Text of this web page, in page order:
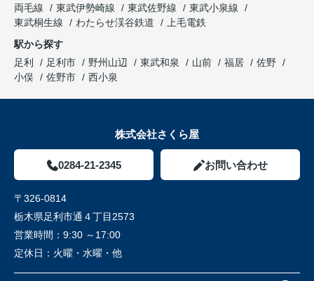
両毛線
東武伊勢崎線 東武佐野線
東武小泉線
東武桐生線
わたらせ渓谷鉄道
上毛電鉄
駅から探す
足利
足利市 野州山辺 東武和泉 山前 福居
佐野
小俣
佐野市 西小泉
株式会社さくら屋
0284-21-2345 お問い合わせ
〒326-0814
栃木県足利市通４丁目2573
営業時間： 9:30 ～17:00
定休日： 火曜・水曜・他